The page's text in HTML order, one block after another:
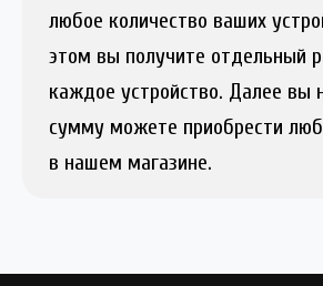
любое количество ваших
этом вы получите отдельный
каждое устройство. Далее вы
сумму можете приобрести
в нашем магазине.